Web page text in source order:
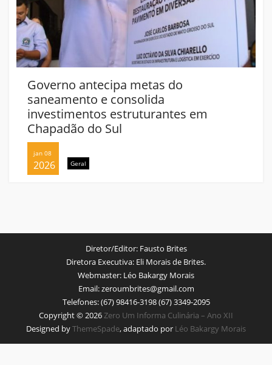
Governo antecipa metas do
saneamento e consolida
investimentos estruturantes em
Chapadão do Sul
jan 08
2026 Geral
Diretor/Editor:Fausto Brites
Diretora Executiva: Eli Morais de Brites.
Webmaster: Léo Bakargy Morais
Email:zeroumbrites@gmail.com
Telefones:(67) 98416-3198 (67) 3349-2095
Copyright © 2026Zero Um Informa Culinária – Ano XII
Designed byThemeSpade, adaptado por Léo Bakargy Morais